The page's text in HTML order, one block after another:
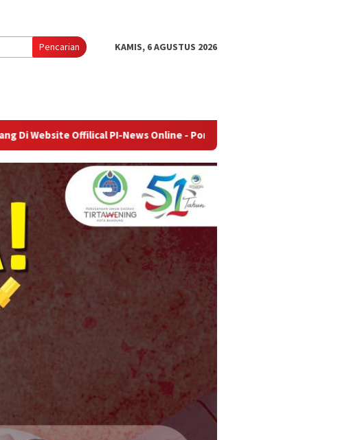
Pencarian
KAMIS, 6 AGUSTUS 2026
PI-News Online - Portal Berita Terupdate & Terpercaya